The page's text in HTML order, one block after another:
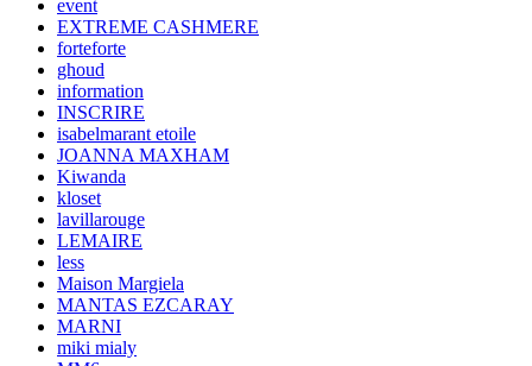
event
EXTREME CASHMERE
forteforte
ghoud
information
INSCRIRE
isabelmarant etoile
JOANNA MAXHAM
Kiwanda
kloset
lavillarouge
LEMAIRE
less
Maison Margiela
MANTAS EZCARAY
MARNI
miki mialy